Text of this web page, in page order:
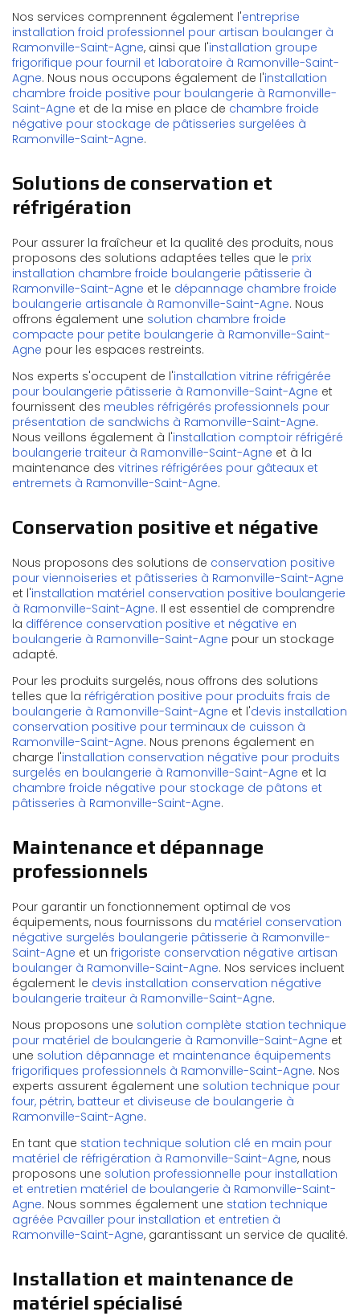
Nos services comprennent également l'entreprise
installation froid professionnel pour artisan boulanger à
Ramonville-Saint-Agne, ainsi que l'installation groupe
frigorifique pour fournil et laboratoire à Ramonville-Saint-
Agne. Nous nous occupons également de l'installation
chambre froide positive pour boulangerie à Ramonville-
Saint-Agne et de la mise en place de chambre froide
négative pour stockage de pâtisseries surgelées à
Ramonville-Saint-Agne.
Solutions de conservation et
réfrigération
Pour assurer la fraîcheur et la qualité des produits, nous
proposons des solutions adaptées telles que le prix
installation chambre froide boulangerie pâtisserie à
Ramonville-Saint-Agne et le dépannage chambre froide
boulangerie artisanale à Ramonville-Saint-Agne. Nous
offrons également une solution chambre froide
compacte pour petite boulangerie à Ramonville-Saint-
Agne pour les espaces restreints.
Nos experts s'occupent de l'installation vitrine réfrigérée
pour boulangerie pâtisserie à Ramonville-Saint-Agne et
fournissent des meubles réfrigérés professionnels pour
présentation de sandwichs à Ramonville-Saint-Agne.
Nous veillons également à l'installation comptoir réfrigéré
boulangerie traiteur à Ramonville-Saint-Agne et à la
maintenance des vitrines réfrigérées pour gâteaux et
entremets à Ramonville-Saint-Agne.
Conservation positive et négative
Nous proposons des solutions de conservation positive
pour viennoiseries et pâtisseries à Ramonville-Saint-Agne
et l'installation matériel conservation positive boulangerie
à Ramonville-Saint-Agne. Il est essentiel de comprendre
la différence conservation positive et négative en
boulangerie à Ramonville-Saint-Agne pour un stockage
adapté.
Pour les produits surgelés, nous offrons des solutions
telles que la réfrigération positive pour produits frais de
boulangerie à Ramonville-Saint-Agne et l'devis installation
conservation positive pour terminaux de cuisson à
Ramonville-Saint-Agne. Nous prenons également en
charge l'installation conservation négative pour produits
surgelés en boulangerie à Ramonville-Saint-Agne et la
chambre froide négative pour stockage de pâtons et
pâtisseries à Ramonville-Saint-Agne.
Maintenance et dépannage
professionnels
Pour garantir un fonctionnement optimal de vos
équipements, nous fournissons du matériel conservation
négative surgelés boulangerie pâtisserie à Ramonville-
Saint-Agne et un frigoriste conservation négative artisan
boulanger à Ramonville-Saint-Agne. Nos services incluent
également le devis installation conservation négative
boulangerie traiteur à Ramonville-Saint-Agne.
Nous proposons une solution complète station technique
pour matériel de boulangerie à Ramonville-Saint-Agne et
une solution dépannage et maintenance équipements
frigorifiques professionnels à Ramonville-Saint-Agne. Nos
experts assurent également une solution technique pour
four, pétrin, batteur et diviseuse de boulangerie à
Ramonville-Saint-Agne.
En tant que station technique solution clé en main pour
matériel de réfrigération à Ramonville-Saint-Agne, nous
proposons une solution professionnelle pour installation
et entretien matériel de boulangerie à Ramonville-Saint-
Agne. Nous sommes également une station technique
agréée Pavailler pour installation et entretien à
Ramonville-Saint-Agne, garantissant un service de qualité.
Installation et maintenance de
matériel spécialisé